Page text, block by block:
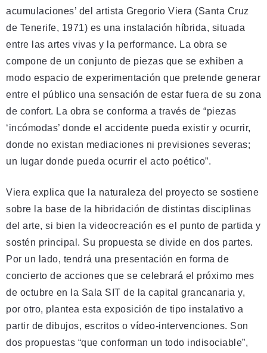
acumulaciones’ del artista Gregorio Viera (Santa Cruz
de Tenerife, 1971) es una instalación híbrida, situada
entre las artes vivas y la performance. La obra se
compone de un conjunto de piezas que se exhiben a
modo espacio de experimentación que pretende generar
entre el público una sensación de estar fuera de su zona
de confort. La obra se conforma a través de “piezas
‘incómodas’ donde el accidente pueda existir y ocurrir,
donde no existan mediaciones ni previsiones severas;
un lugar donde pueda ocurrir el acto poético”.
Viera explica que la naturaleza del proyecto se sostiene
sobre la base de la hibridación de distintas disciplinas
del arte, si bien la videocreación es el punto de partida y
sostén principal. Su propuesta se divide en dos partes.
Por un lado, tendrá una presentación en forma de
concierto de acciones que se celebrará el próximo mes
de octubre en la Sala SIT de la capital grancanaria y,
por otro, plantea esta exposición de tipo instalativo a
partir de dibujos, escritos o vídeo-intervenciones. Son
dos propuestas “que conforman un todo indisociable”,